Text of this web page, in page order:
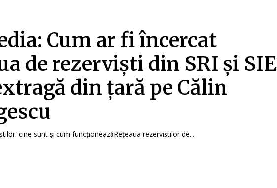
Cum ar fi încercat
de rezerviști din SRI și SIE
din țară pe Călin
cine sunt și cum funcționeazăRețeaua rezerviștilor de...